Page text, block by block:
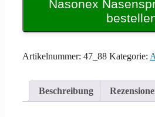
Nasonex
Artikelnummer: 47_88 Kategorie:
Beschreibung